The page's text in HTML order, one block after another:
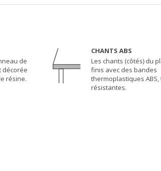
de
décorée
résine.
CHANTS ABS
Les chants (côtés) du
finis avec des bandes
thermoplastiques ABS,
résistantes.